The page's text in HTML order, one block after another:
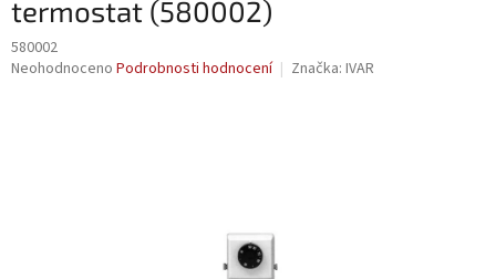
termostat (580002)
580002
Průměrné
Neohodnoceno Podrobnosti hodnocení Značka: IVAR